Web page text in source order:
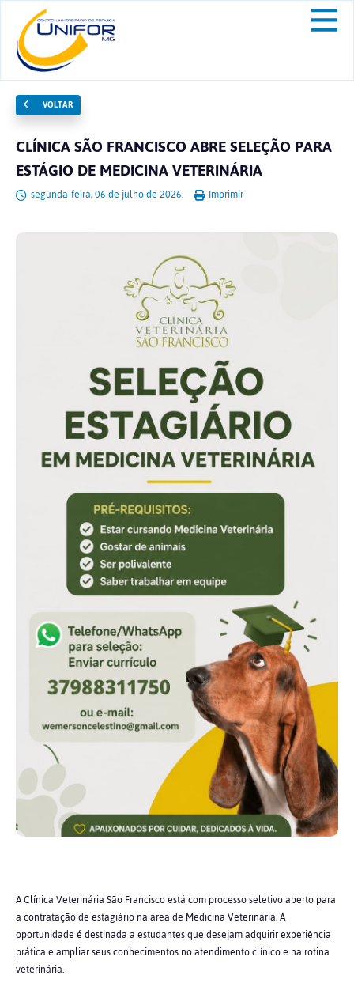
VOLTAR
CLÍNICA SÃO FRANCISCO ABRE SELEÇÃO PARA
ESTÁGIO DE MEDICINA VETERINÁRIA
segunda-feira, 06 de julho de 2026. Imprimir
A Clínica Veterinária São Francisco está com processo seletivo aberto para
a contratação de estagiário na área de Medicina Veterinária. A
oportunidade é destinada a estudantes que desejam adquirir experiência
prática e ampliar seus conhecimentos no atendimento clínico e na rotina
veterinária.